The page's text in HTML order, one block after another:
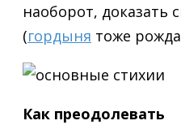
наоборот, доказать
(гордыня тоже
Как преодолевать